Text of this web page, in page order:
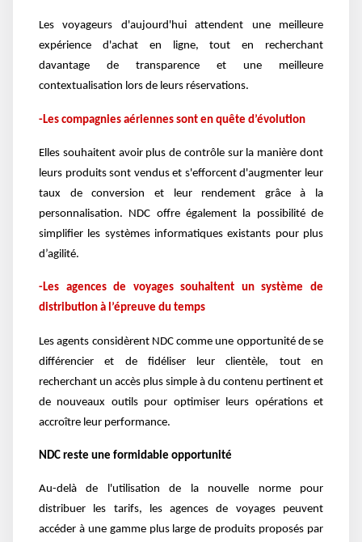
Les voyageurs d'aujourd'hui attendent une meilleure
expérience d'achat en ligne, tout en recherchant
davantage de transparence et une meilleure
contextualisation lors de leurs réservations.
-Les compagnies aériennes sont en quête d’évolution
Elles souhaitent avoir plus de contrôle sur la manière dont
leurs produits sont vendus et s'efforcent d'augmenter leur
taux de conversion et leur rendement grâce à la
personnalisation. NDC offre également la possibilité de
simplifier les systèmes informatiques existants pour plus
d’agilité.
-Les agences de voyages souhaitent un système de
distribution à l’épreuve du temps
Les agents considèrent NDC comme une opportunité de se
différencier et de fidéliser leur clientèle, tout en
recherchant un accès plus simple à du contenu pertinent et
de nouveaux outils pour optimiser leurs opérations et
accroître leur performance.
NDC reste une formidable opportunité
Au-delà de l'utilisation de la nouvelle norme pour
distribuer les tarifs, les agences de voyages peuvent
accéder à une gamme plus large de produits proposés par